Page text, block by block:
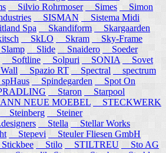
Silvio Rohrmoser Simes Simon
SISMAN
Sistema Midi
Spa Skandiform
Skargaarden
SkLO Skram
Sky-Frame
Slide Snaidero
Soeder
Softline Solpuri SONIA
Sovet
Spazio RT Spectral
spectrum
Spindegarden
Spot On
Staron
Starpool
NEUE MOEBEL
STECKWERK
Steinberg
Steiner
Stella Stellar Works
Stepevi
Steuler Fliesen GmbH
Stilo STILTREU
Sto AG